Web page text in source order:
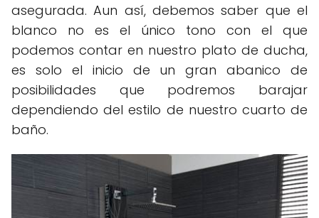
asegurada. Aun así, debemos saber que el
blanco no es el único tono con el que
podemos contar en nuestro plato de ducha,
es solo el inicio de un gran abanico de
posibilidades que podremos barajar
dependiendo del estilo de nuestro cuarto de
baño.